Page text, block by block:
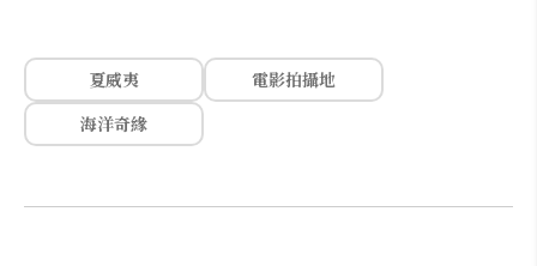
夏威夷
電影拍攝地
海洋奇緣